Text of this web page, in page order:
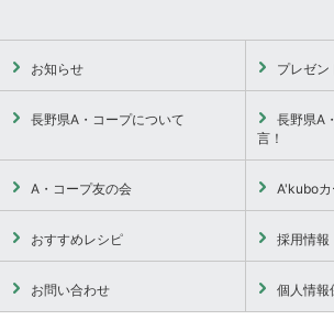
お知らせ プレゼン
長野県A・コープについて
長野県A
言！
A・コープ友の会 A'kuboカ
おすすめレシピ 採用情報
お問い合わせ 個人情報